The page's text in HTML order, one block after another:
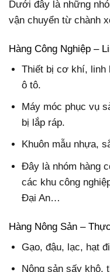
Dưới đây là những
vận chuyển từ chành
Hàng Công Nghiệp –
Thiết bị cơ khí, linh
ô tô.
Máy móc phục vụ
bị lắp ráp.
Khuôn mẫu nhựa,
Đây là nhóm hàng
các khu công
Đại An…
Hàng Nông Sản –
Gạo, đậu, lạc, hạt
Nông sản sấy khô,